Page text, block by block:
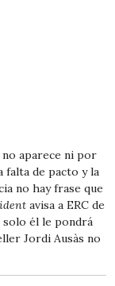
aparece ni por
falta de pacto y la
no hay frase que
avisa a ERC de
solo él le pondrá
Jordi Ausàs no